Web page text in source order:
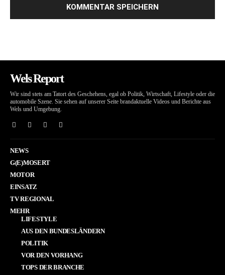
Wels Report
Wir sind stets am Tatort des Geschehens, egal ob Politik, Wirtschaft, Lifestyle oder die
automobile Szene. Sie sehen auf unserer Seite brandaktuelle Videos und Berichte aus
Wels und Umgebung.
NEWS
G(E)MOSERT
MOTOR
EINSATZ
TV REGIONAL
MEHR
LIFESTYLE
AUS DEN BUNDESLÄNDERN
POLITIK
VOR DEN VORHANG
TOPS DER BRANCHE